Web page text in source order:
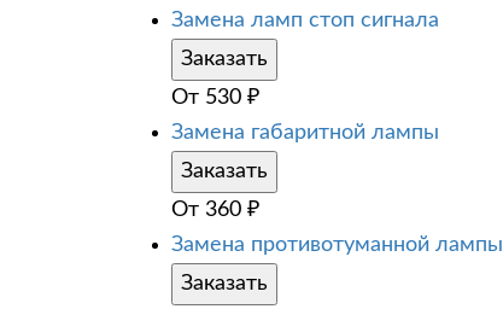
Замена ламп стоп сигнала
Заказать
От 530 ₽
Замена габаритной лампы
Заказать
От 360 ₽
Замена противотуманной лампы
Заказать